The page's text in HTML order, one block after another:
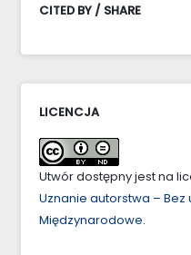
CITED BY / SHARE
LICENCJA
Utwór dostępny jest na
Uznanie autorstwa –
Międzynarodowe.